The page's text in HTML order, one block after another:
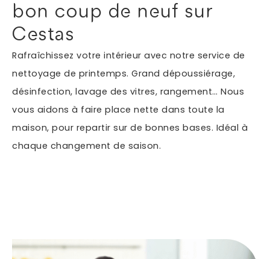
bon coup de neuf sur
Cestas
Rafraîchissez votre intérieur avec notre service de
nettoyage de printemps. Grand dépoussiérage,
désinfection, lavage des vitres, rangement… Nous
vous aidons à faire place nette dans toute la
maison, pour repartir sur de bonnes bases. Idéal à
chaque changement de saison.
En soumettant ce formulaire, j'accepte que les
informations saisies soient exploitées dans le cadre
de ma demande.*